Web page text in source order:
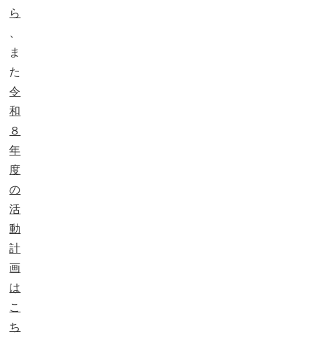
ら
ま
た
令
和
８
年
度
の
活
動
計
画
は
こ
ち